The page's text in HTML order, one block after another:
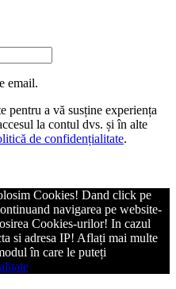
email.
pentru a vă susține experiența
la contul dvs. și în alte
de confidențialitate.
Cookies! Dand click pe
navigarea pe website-
Cookies-urilor! In cazul
si adresa IP! Aflați mai multe
în care le puteți